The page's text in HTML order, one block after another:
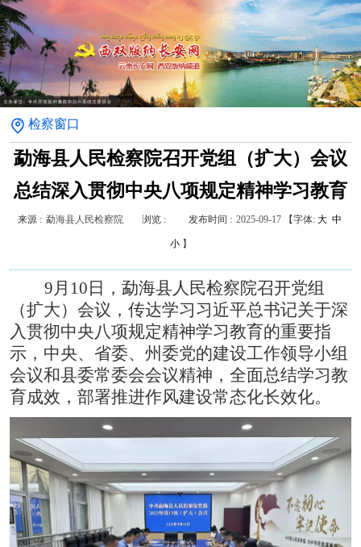
检察窗口
勐海县人民检察院召开党组（扩大）会议
总结深入贯彻中央八项规定精神学习教育
来源 : 勐海县人民检察院 浏览 : 发布时间 : 2025-09-17【字体: 大 中
小 】
9 月 10 日，勐海县人民检察院召开党组
（扩大）会议，传达学习习近平总书记关于深
入贯彻中央八项规定精神学习教育的重要指
示，中央、省委、州委党的建设工作领导小组
会议和县委常委会会议精神，全面总结学习教
育成效，部署推进作风建设常态化长效化。